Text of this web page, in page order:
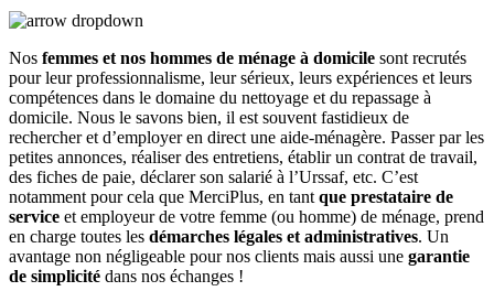
Nos femmes et nos hommes de ménage à domicile sont recrutés
pour leur professionnalisme, leur sérieux, leurs expériences et leurs
compétences dans le domaine du nettoyage et du repassage à
domicile. Nous le savons bien, il est souvent fastidieux de
rechercher et d’employer en direct une aide-ménagère. Passer par les
petites annonces, réaliser des entretiens, établir un contrat de travail,
des fiches de paie, déclarer son salarié à l’Urssaf, etc. C’est
notamment pour cela que MerciPlus, en tant que prestataire de
service et employeur de votre femme (ou homme) de ménage, prend
en charge toutes les démarches légales et administratives. Un
avantage non négligeable pour nos clients mais aussi une garantie
de simplicité dans nos échanges !